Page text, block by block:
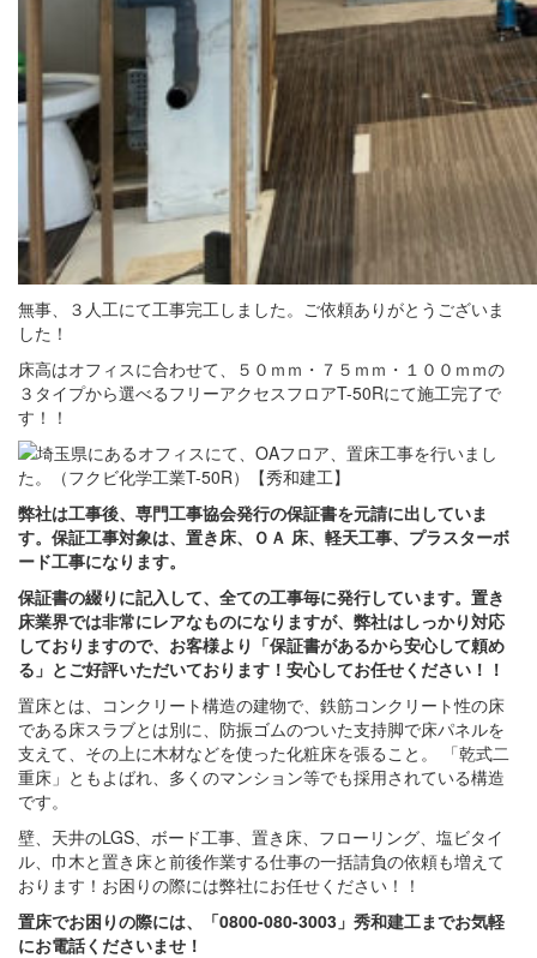
無事、３人工にて工事完工しました。ご依頼ありがとうございま
した！
床高はオフィスに合わせて、５０ｍｍ・７５ｍｍ・１００ｍｍの
３タイプから選べるフリーアクセスフロアT-50Rにて施工完了で
す！！
弊社は工事後、専門工事協会発行の保証書を元請に出していま
す。保証工事対象は、置き床、ＯＡ 床、軽天工事、プラスターボ
ード工事になります。
保証書の綴りに記入して、全ての工事毎に発行しています。置き
床業界では非常にレアなものになりますが、弊社はしっかり対応
しておりますので、お客様より「保証書があるから安心して頼め
る」とご好評いただいております！安心してお任せください！！
置床とは、コンクリート構造の建物で、鉄筋コンクリート性の床
である床スラブとは別に、防振ゴムのついた支持脚で床パネルを
支えて、その上に木材などを使った化粧床を張ること。 「乾式二
重床」ともよばれ、多くのマンション等でも採用されている構造
です。
壁、天井のLGS、ボード工事、置き床、フローリング、塩ビタイ
ル、巾木と置き床と前後作業する仕事の一括請負の依頼も増えて
おります！お困りの際には弊社にお任せください！！
置床でお困りの際には、「0800-080-3003」秀和建工までお気軽
にお電話くださいませ！